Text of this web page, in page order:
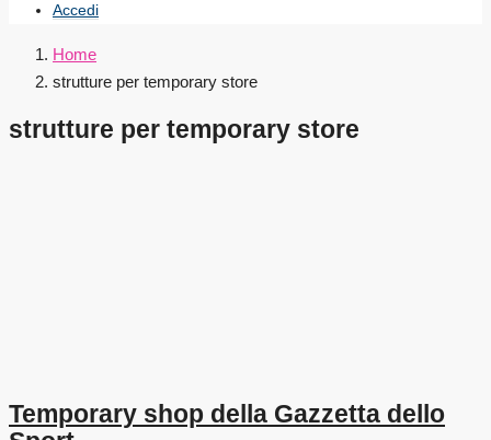
Accedi
Home
strutture per temporary store
strutture per temporary store
Temporary shop della Gazzetta dello